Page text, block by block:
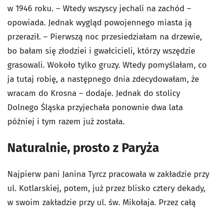
w 1946 roku. – Wtedy wszyscy jechali na zachód –
opowiada. Jednak wygląd powojennego miasta ją
przeraził. – Pierwszą noc przesiedziałam na drzewie,
bo bałam się złodziei i gwałcicieli, którzy wszędzie
grasowali. Wokoło tylko gruzy. Wtedy pomyślałam, co
ja tutaj robię, a następnego dnia zdecydowałam, że
wracam do Krosna – dodaje. Jednak do stolicy
Dolnego Śląska przyjechała ponownie dwa lata
później i tym razem już została.
Naturalnie, prosto z Paryża
Najpierw pani Janina Tyrcz pracowała w zakładzie przy
ul. Kotlarskiej, potem, już przez blisko cztery dekady,
w swoim zakładzie przy ul. św. Mikołaja. Przez całą